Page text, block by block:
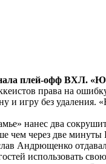
плей-офф ВХЛ.
права на
и игру без
нанес два
через две
Андрющенко
использовать